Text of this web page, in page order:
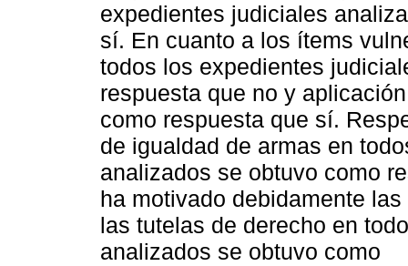
expedientes judiciales
sí. En cuanto a los ítems
todos los expedientes
respuesta que no y
como respuesta que sí.
de igualdad de armas en
analizados se obtuvo como
ha motivado debidamente
las tutelas de derecho en
analizados se obtuvo como